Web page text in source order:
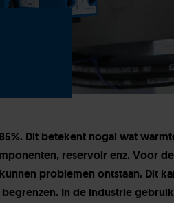
Dit betekent nogal wat
reserv​oir enz. Voor
problemen ontstaan. Dit
In de industrie